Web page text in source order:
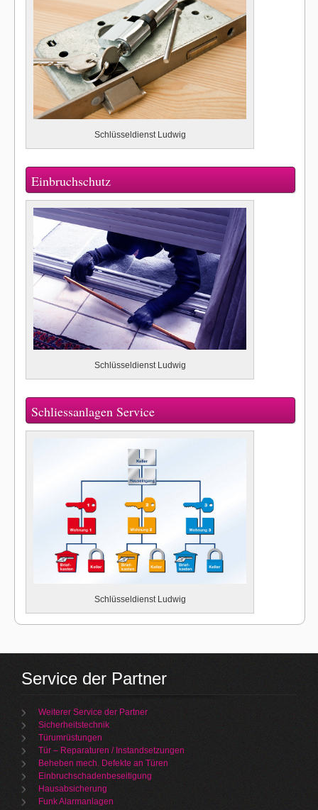
Schlüsseldienst Ludwig
Einbruchschutz
Schlüsseldienst Ludwig
Schliessanlagen Service
Schlüsseldienst Ludwig
Service der Partner
Weiterer Service der Partner
Sicherheitstechnik
Türumrüstungen
Tür – Reparaturen / Instandsetzungen
Beheben mech. Defekte an Türen
Einbruchschadenbeseitigung
Hausabsicherung
Funk Alarmanlagen